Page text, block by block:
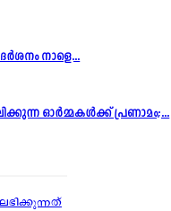
നാളെ...
ഓർമ്മകൾക്ക് പ്രണാമം;...